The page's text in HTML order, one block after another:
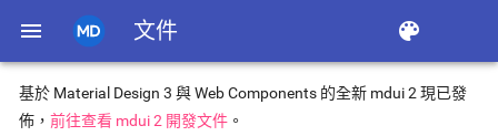
menu 文件 color_lens
基於 Material Design 3 與 Web Components 的全新 mdui 2 現已發
佈， 前往查看 mdui 2 開發文件。